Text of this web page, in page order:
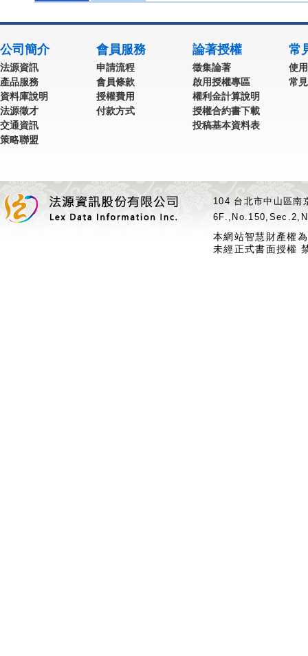
公司簡介
法源資訊
產品服務
資料庫說明
法源徵才
交通資訊
策略聯盟
會員服務
申請流程
會員條款
授權費用
付款方式
論著授權
徵集論著
啟用授權專區
權利金計算說明
授權合約書下載
投稿基本資料表
常
使
常
104 台北市中山區
本網站智慧財產權
未經正式書面授權